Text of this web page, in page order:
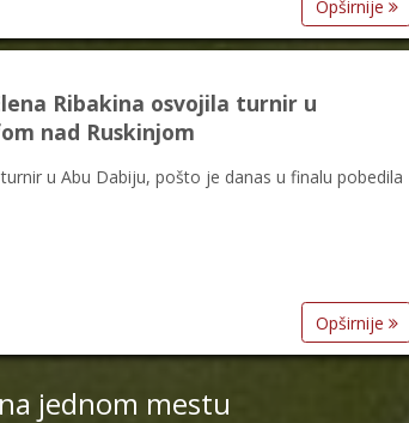
Opširnije
Ribakina osvojila turnir u
nad Ruskinjom
u Abu Dabiju, pošto je danas u finalu pobedila
Opširnije
jednom mestu